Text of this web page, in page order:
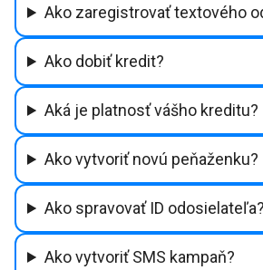
Ako zaregistrovať textového
Ako dobiť kredit?
Aká je platnosť vášho kreditu?
Ako vytvoriť novú peňaženku?
Ako spravovať ID odosielateľa?
Ako vytvoriť SMS kampaň?